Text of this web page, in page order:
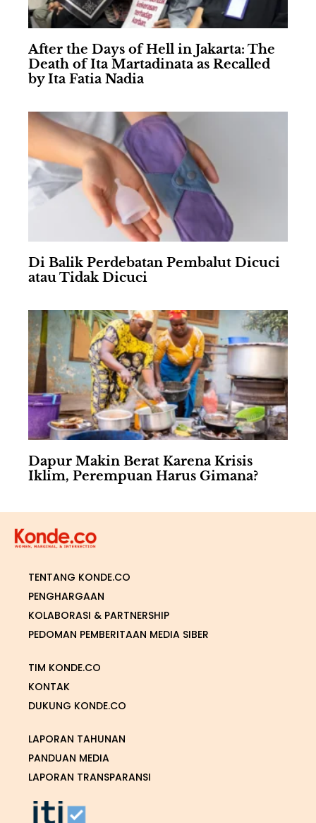
After the Days of Hell in Jakarta: The
Death of Ita Martadinata as Recalled
by Ita Fatia Nadia
Di Balik Perdebatan Pembalut Dicuci
atau Tidak Dicuci
Dapur Makin Berat Karena Krisis
Iklim, Perempuan Harus Gimana?
TENTANG KONDE.CO
PENGHARGAAN
KOLABORASI & PARTNERSHIP
PEDOMAN PEMBERITAAN MEDIA SIBER
TIM KONDE.CO
KONTAK
DUKUNG KONDE.CO
LAPORAN TAHUNAN
PANDUAN MEDIA
LAPORAN TRANSPARANSI